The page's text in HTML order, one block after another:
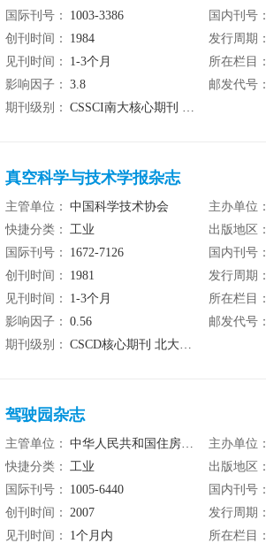
国际刊号：
1003-3386 国内刊号：
创刊时间：
1984 发行周期：
见刊时间：
1-3个月 所在栏目：
影响因子： 3.8 邮发代号：
期刊级别： CSSCI南大核心期刊 北大核心期刊
真空科学与技术学报杂志
主管单位： 中国科学技术协会 主办单位：
快捷分类： 工业 出版地区：
国际刊号：
1672-7126 国内刊号：
创刊时间：
1981 发行周期：
见刊时间：
1-3个月 所在栏目：
影响因子： 0.56 邮发代号：
期刊级别： CSCD核心期刊 北大核心期刊 统计源期刊
驾驶园杂志
主管单位： 中华人民共和国住房和城乡建设部 主办单位：
快捷分类： 工业 出版地区：
国际刊号：
1005-6440 国内刊号：
创刊时间： 2007 发行周期：
见刊时间：
1个月内 所在栏目：